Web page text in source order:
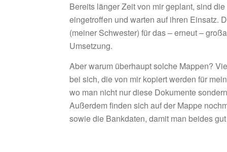
Bereits länger Zeit von mir geplant, sind
eingetroffen und warten auf ihren Einsatz.
(meiner Schwester) für das – erneut –
Umsetzung.
Aber warum überhaupt solche Mappen?
bei sich, die von mir kopiert werden für
wo man nicht nur diese Dokumente
Außerdem finden sich auf der Mappe
sowie die Bankdaten, damit man beides